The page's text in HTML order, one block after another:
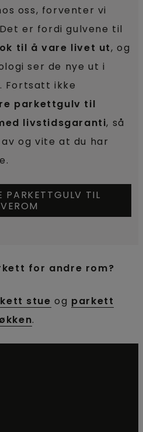
oss, forventer vi
er fordi gulvene til
til å vare livet ut, og
ser de nye ut i
Fortsatt ikke
parkettgulv til
livstidsgaranti, så
og vite at du har
PARKETTGULV TIL
for andre rom?
stue og parkett
.